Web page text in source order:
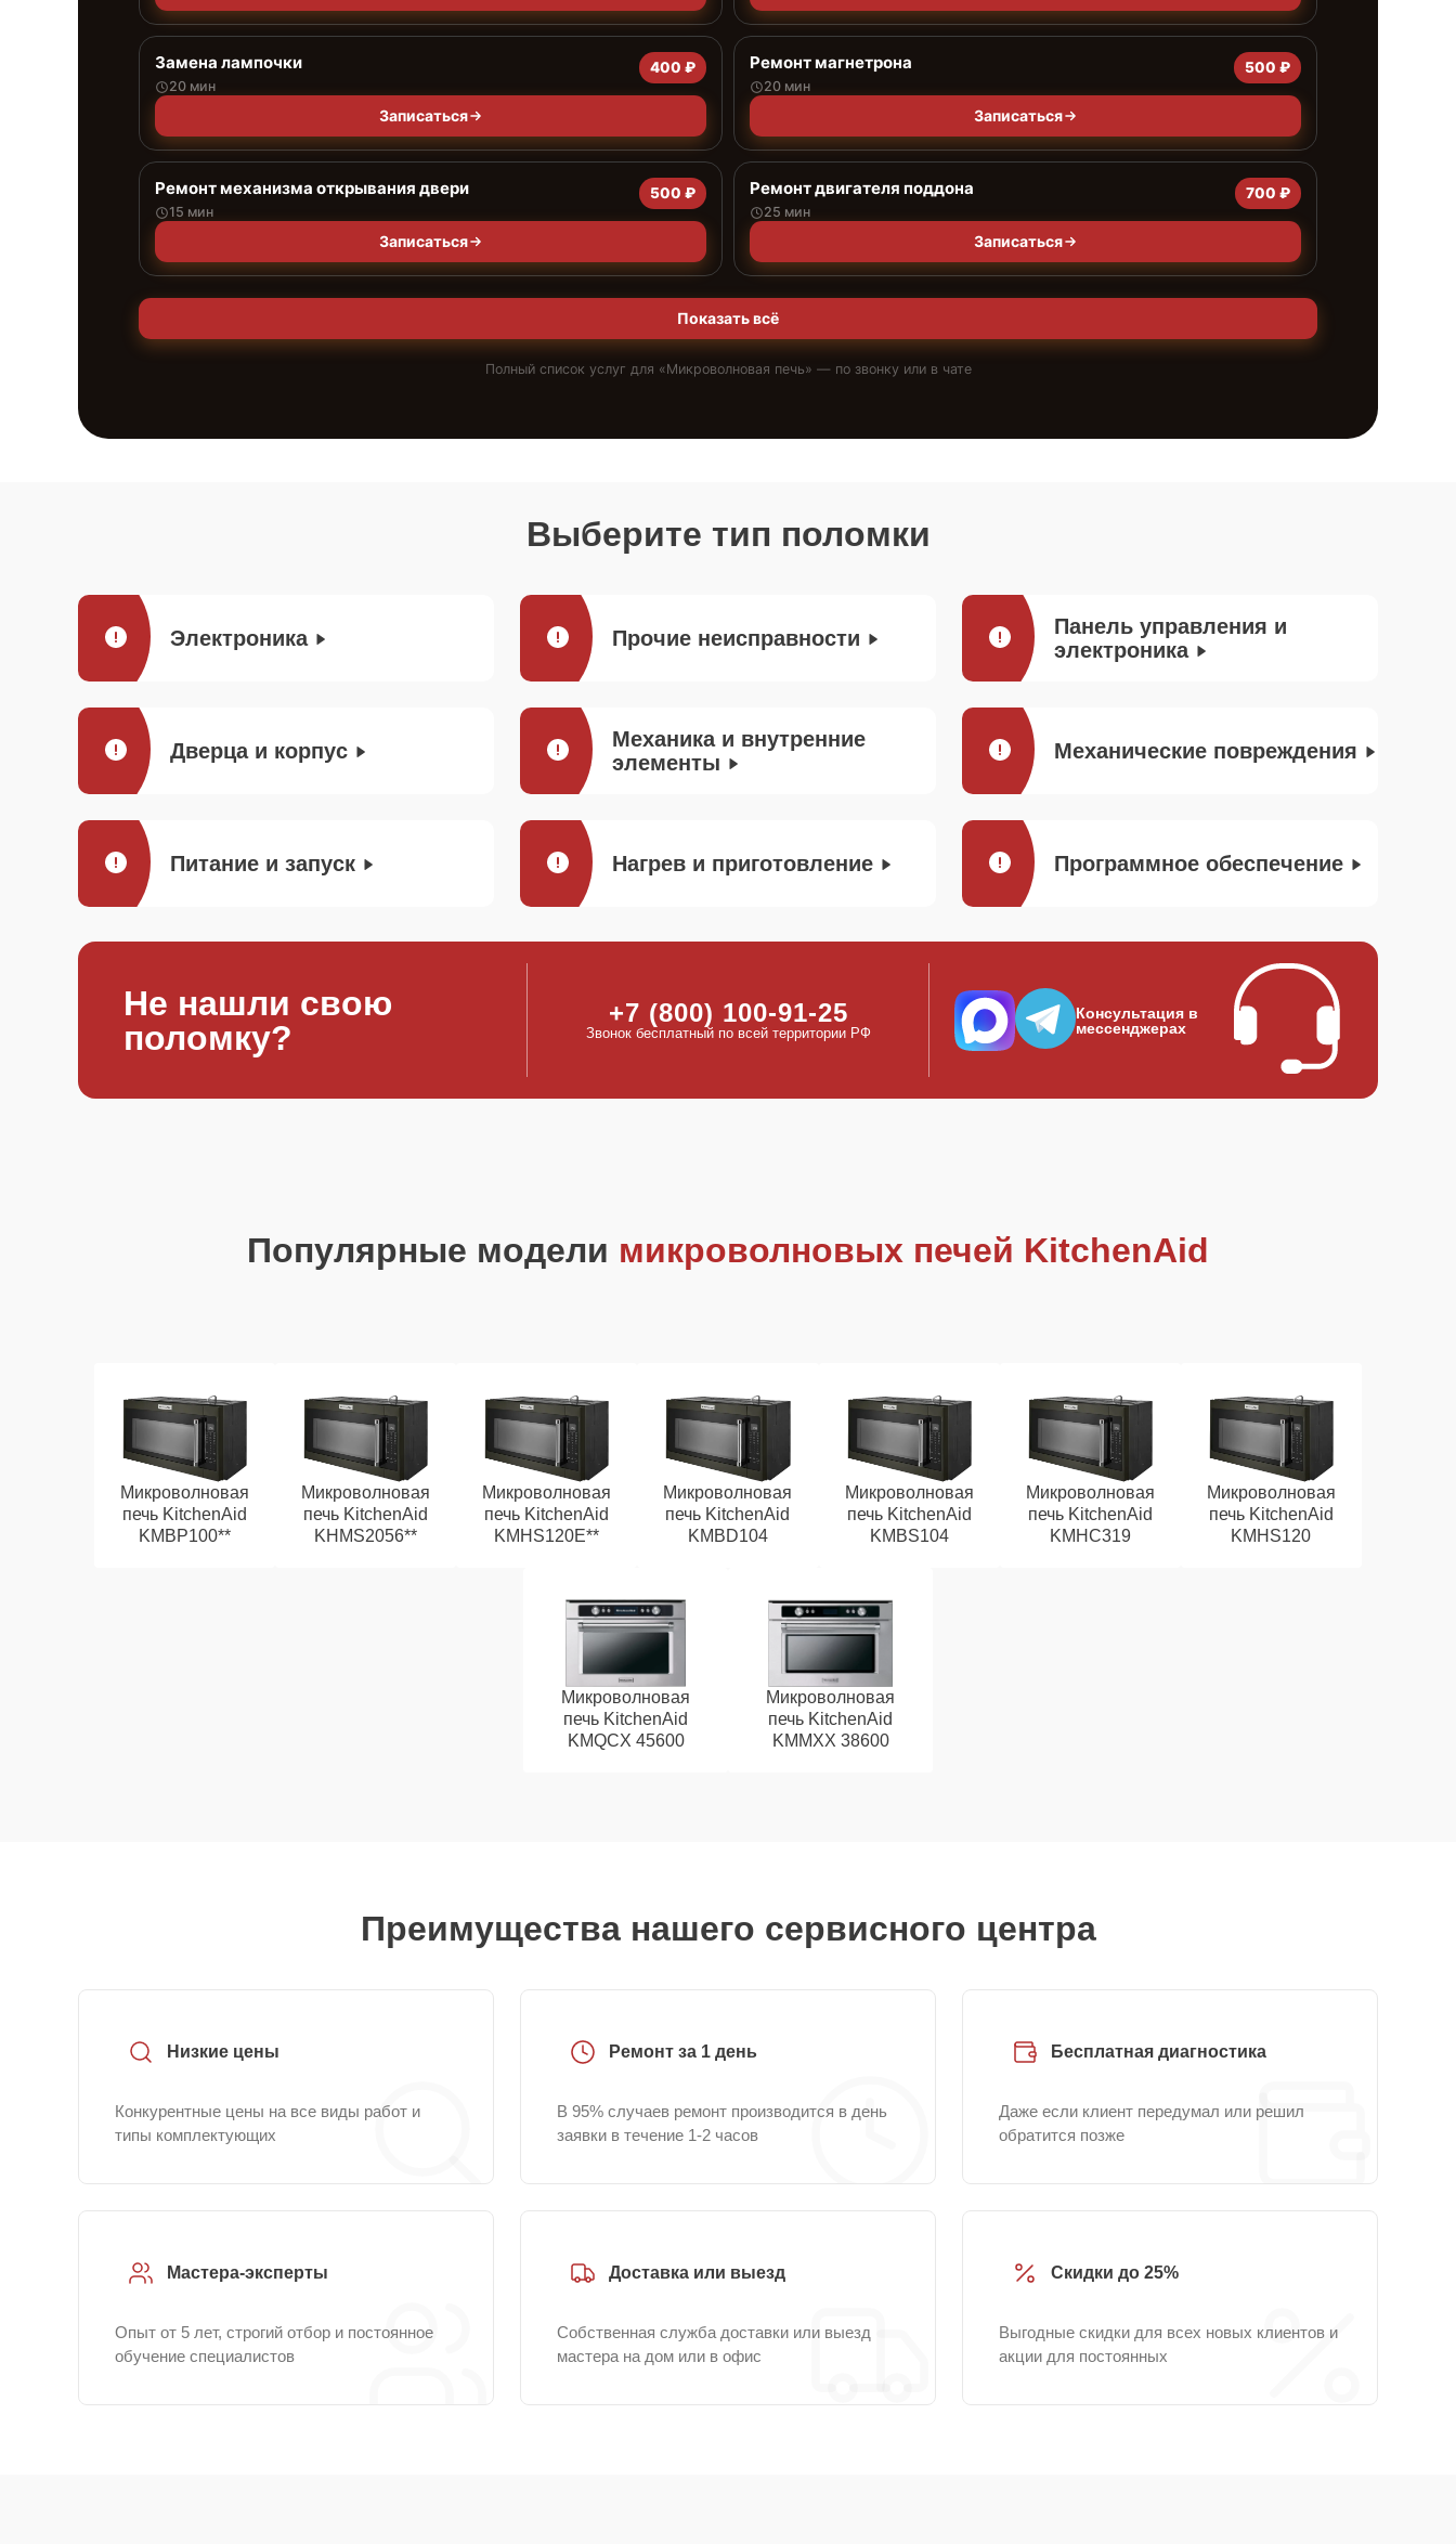
Замена лампочки
20 мин
400 ₽
Записаться
Ремонт магнетрона
20 мин
500 ₽
Записаться
Ремонт механизма открывания двери
15 мин
500 ₽
Записаться
Ремонт двигателя поддона
25 мин
700 ₽
Записаться
Показать всё
Полный список услуг для «Микроволновая печь» — по звонку или в чате
Выберите тип поломки
Электроника Прочие неисправности
Панель управления и
электроника
Дверца и корпус
Механика и внутренние
элементы
Механические повреждения
Питание и запуск Нагрев и приготовление Программное обеспечение
Не нашли свою
поломку?
+7 (800) 100-91-25
Звонок бесплатный по всей территории РФ
Консультация в
мессенджерах
Популярные модели микроволновых печей KitchenAid
Микроволновая
печь KitchenAid
KMBP100**
Микроволновая
печь KitchenAid
KHMS2056**
Микроволновая
печь KitchenAid
KMHS120E**
Микроволновая
печь KitchenAid
KMBD104
Микроволновая
печь KitchenAid
KMBS104
Микроволновая
печь KitchenAid
KMHC319
Микроволновая
печь KitchenAid
KMHS120
Микроволновая
печь KitchenAid
KMQCX 45600
Микроволновая
печь KitchenAid
KMMXX 38600
Преимущества нашего сервисного центра
Низкие цены
Конкурентные цены на все виды работ и
типы комплектующих
Ремонт за 1 день
В 95% случаев ремонт производится в день
заявки в течение 1-2 часов
Бесплатная диагностика
Даже если клиент передумал или решил
обратится позже
Мастера-эксперты
Опыт от 5 лет, строгий отбор и постоянное
обучение специалистов
Доставка или выезд
Собственная служба доставки или выезд
мастера на дом или в офис
Скидки до 25%
Выгодные скидки для всех новых клиентов и
акции для постоянных